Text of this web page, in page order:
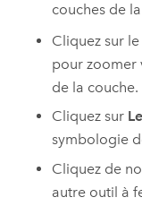
couches de
Cliquez sur
pour zoomer
de la couche.
Cliquez sur
symbologie
Cliquez de
autre outil à